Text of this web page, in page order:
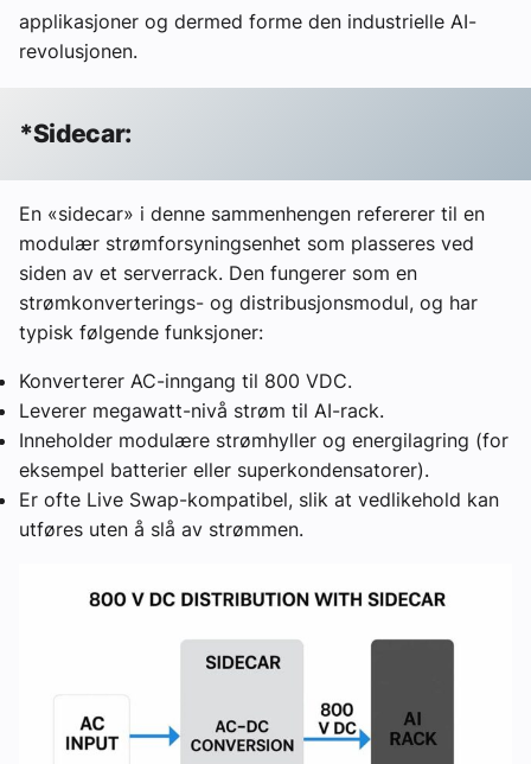
applikasjoner og dermed forme den industrielle AI-
revolusjonen.
*Sidecar:
En «sidecar» i denne sammenhengen refererer til en
modulær strømforsyningsenhet som plasseres ved
siden av et serverrack. Den fungerer som en
strømkonverterings- og distribusjonsmodul, og har
typisk følgende funksjoner:
Konverterer AC-inngang til 800 VDC.
Leverer megawatt-nivå strøm til AI-rack.
Inneholder modulære strømhyller og energilagring (for
eksempel batterier eller superkondensatorer).
Er ofte Live Swap-kompatibel, slik at vedlikehold kan
utføres uten å slå av strømmen.